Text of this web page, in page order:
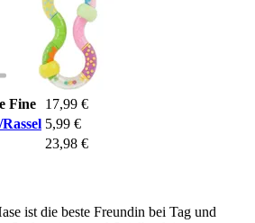
Fine
17,99 €
5,99 €
23,98 €
ist die beste Freundin bei Tag und